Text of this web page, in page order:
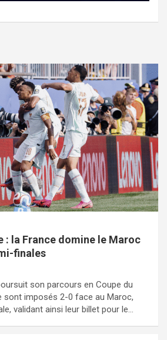
: la France domine le Maroc
finales
son parcours en Coupe du
sont imposés 2-0 face au Maroc,
validant ainsi leur billet pour le…